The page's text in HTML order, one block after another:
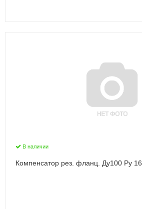
В наличии
Компенсатор рез. фланц. Ду100 Ру 16